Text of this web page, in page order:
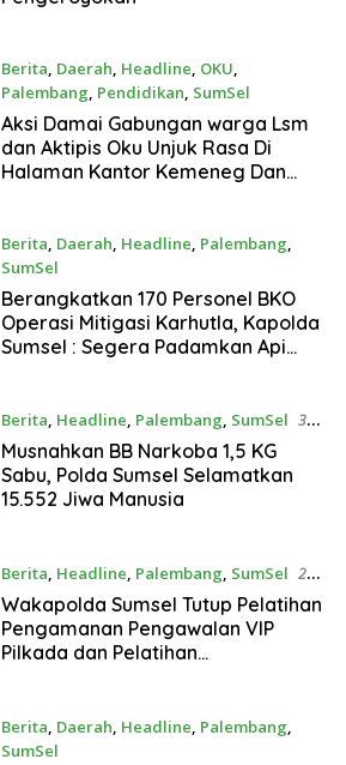
Berita, Daerah, Headline, OKU,
Palembang, Pendidikan, SumSel
9 Agustus 2024
Aksi Damai Gabungan warga Lsm
dan Aktipis Oku Unjuk Rasa Di
Halaman Kantor Kemeneg Dan
OKU
Berita, Daerah, Headline, Palembang,
SumSel
2 Agustus 2024
Berangkatkan 170 Personel BKO
Operasi Mitigasi Karhutla, Kapolda
Sumsel : Segera Padamkan Api
Berita, Headline, Palembang, SumSel 31
Juli 2024
Musnahkan BB Narkoba 1,5 KG
Sabu, Polda Sumsel Selamatkan
15.552 Jiwa Manusia
Berita, Headline, Palembang, SumSel 27
Juli 2024
Wakapolda Sumsel Tutup Pelatihan
Pengamanan Pengawalan VIP
Pilkada dan Pelatihan
Berita, Daerah, Headline, Palembang,
SumSel